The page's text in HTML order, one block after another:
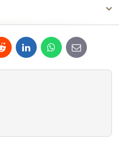
RedditLinkedInWhatsApp
E-
mail